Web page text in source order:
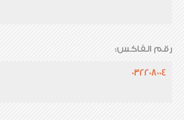
رقم الفاكس:
032208004